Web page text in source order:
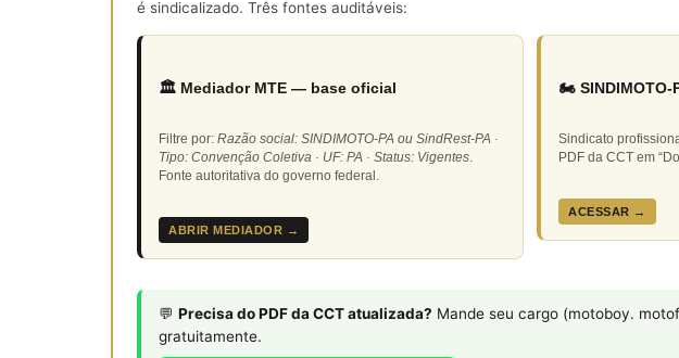
é sindicalizado. Três fontes auditáveis:
🏛️ Mediador MTE — base oficial
Filtre por: Razão social: SINDIMOTO-PA ou SindRest-PA ·
Tipo: Convenção Coletiva · UF: PA · Status: Vigentes.
Fonte autoritativa do governo federal.
ABRIR MEDIADOR →
🏍️ SINDIMOTO-
Sindicato
PDF da CCT em
ACESSAR →
💬 Precisa do PDF da CCT atualizada? Mande seu cargo (motoboy.
gratuitamente.